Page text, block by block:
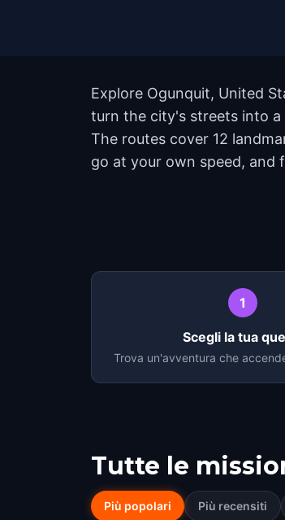
Explore Ogunquit, United
turn the city's streets into a
The routes cover 12
go at your own speed, and
1
Scegli la tua
Trova un'avventura che
Tutte le
Più popolari Più recensiti